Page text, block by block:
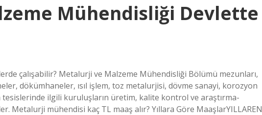
Mühendisliği Devlette
çalışabilir? Metalurji ve Malzeme Mühendisliği Bölümü mezunları,
dökümhaneler, ısıl işlem, toz metalurjisi, dövme sanayi, korozyon
ilgili kuruluşların üretim, kalite kontrol ve araştırma-
Metalurji mühendisi kaç TL maaş alır? Yıllara Göre MaaşlarYILLAREN